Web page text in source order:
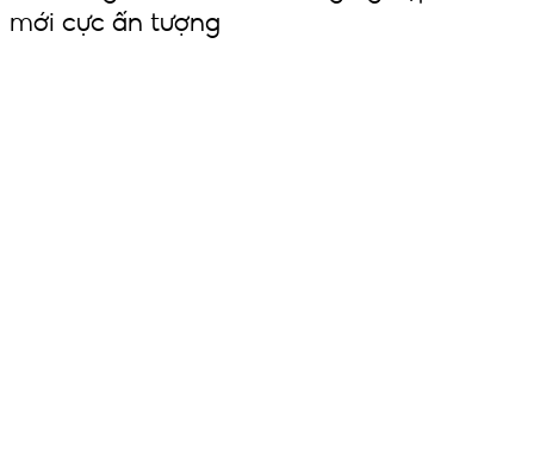
mới cực ấn tượng